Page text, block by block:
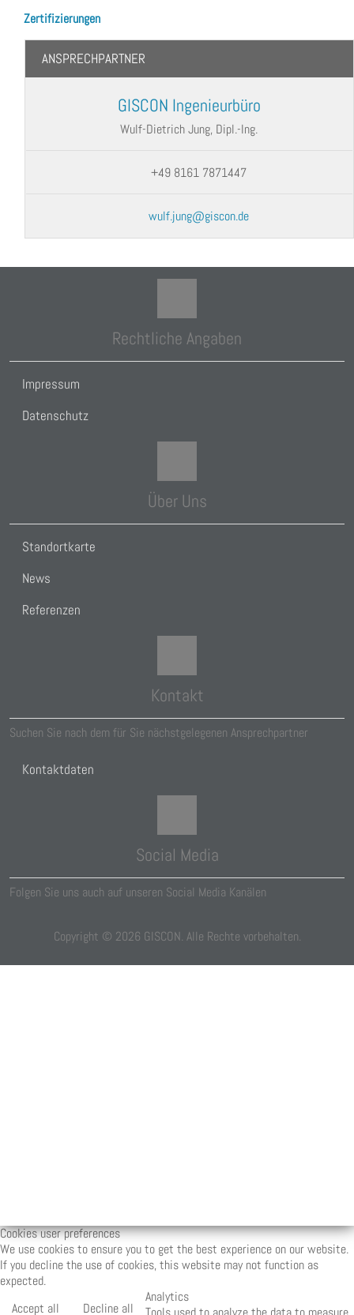
Zertifizierungen
ANSPRECHPARTNER
GISCON Ingenieurbüro
Wulf-Dietrich Jung, Dipl.-Ing.
+49 8161 7871447
wulf.jung@giscon.de
Rechtliche Angaben
Impressum
Datenschutz
Über Uns
Standortkarte
News
Referenzen
Kontakt
Suchen Sie nach dem für Sie nächstgelegenen Ansprechpartner
Kontaktdaten
Social Media
Folgen Sie uns auch auf unseren Social Media Kanälen
Copyright © 2026 GISCON. Alle Rechte vorbehalten.
Cookies user preferences
We use cookies to ensure you to get the best experience on our website.
If you decline the use of cookies, this website may not function as
expected.
Accept all
Decline all
Analytics